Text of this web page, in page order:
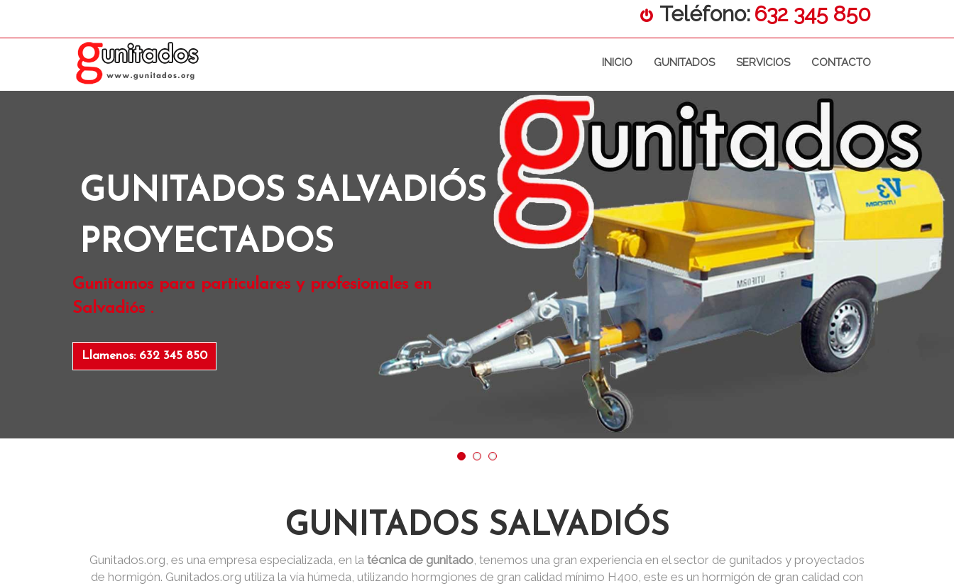
Teléfono: 632 345 850
INICIO GUNITADOS SERVICIOS CONTACTO
GUNITADOS SALVADIÓS
PROYECTADOS
Gunitamos para particulares y profesionales en
Salvadiós .
Llamenos: 632 345 850
GUNITADOS SALVADIÓS
Gunitados.org, es una empresa especializada, en la técnica de gunitado, tenemos una gran experiencia en el sector de gunitados y proyectados
de hormigón. Gunitados.org utiliza la vía húmeda, utilizando hormgiones de gran calidad mínimo H400, este es un hormigón de gran calidad con